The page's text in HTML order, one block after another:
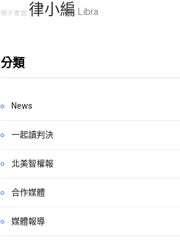
親子會面 律小編 Libra
分類
News
一起讀判決
北美智權報
合作媒體
媒體報導